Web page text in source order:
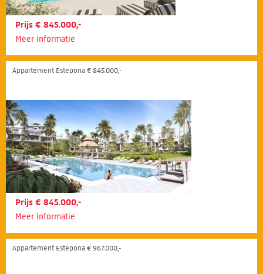
Prijs € 845.000,-
Meer informatie
Appartement Estepona € 845.000,-
Prijs € 845.000,-
Meer informatie
Appartement Estepona € 967.000,-